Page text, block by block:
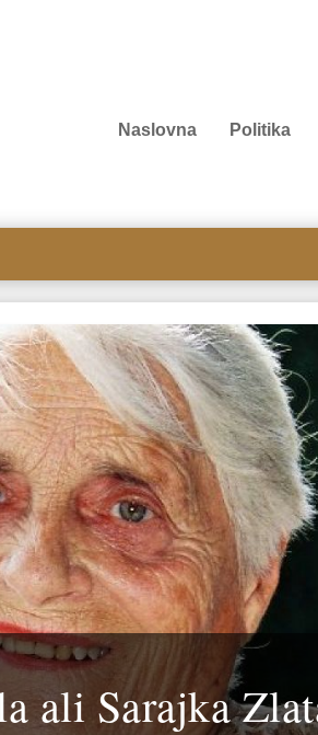
Naslovna Politika
ali Sarajka